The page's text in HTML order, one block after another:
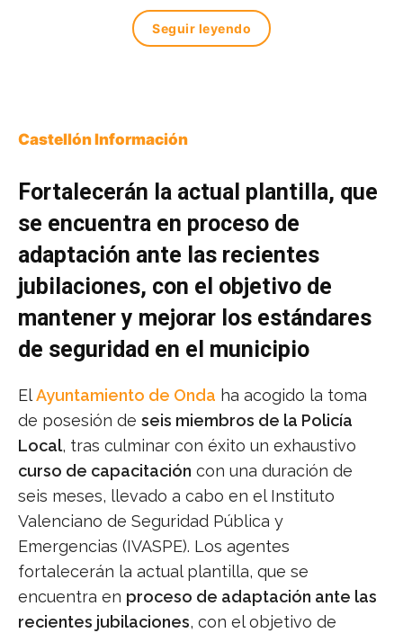
Seguir leyendo
Castellón Información
Fortalecerán la actual plantilla, que
se encuentra en proceso de
adaptación ante las recientes
jubilaciones, con el objetivo de
mantener y mejorar los estándares
de seguridad en el municipio
ElAyuntamiento de Onda ha acogido la toma
de posesión de seis miembros de la Policía
Local, tras culminar con éxito un exhaustivo
curso de capacitación con una duración de
seis meses, llevado a cabo en el Instituto
Valenciano de Seguridad Pública y
Emergencias (IVASPE). Los agentes
fortalecerán la actual plantilla, que se
encuentra en proceso de adaptación ante las
recientes jubilaciones, con el objetivo de